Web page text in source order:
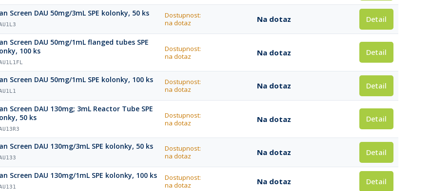
Screen DAU 50mg/3mL SPE kolonky, 50 ks
Dostupnost:
na dotaz
Na dotaz Detail
Screen DAU 50mg/1mL flanged tubes SPE
100 ks
Dostupnost:
na dotaz
Na dotaz Detail
Screen DAU 50mg/1mL SPE kolonky, 100 ks
Dostupnost:
na dotaz
Na dotaz Detail
Screen DAU 130mg; 3mL Reactor Tube SPE
50 ks
Dostupnost:
na dotaz
Na dotaz Detail
Screen DAU 130mg/3mL SPE kolonky, 50 ks
Dostupnost:
na dotaz
Na dotaz Detail
Screen DAU 130mg/1mL SPE kolonky, 100 ks
Dostupnost:
na dotaz
Na dotaz Detail